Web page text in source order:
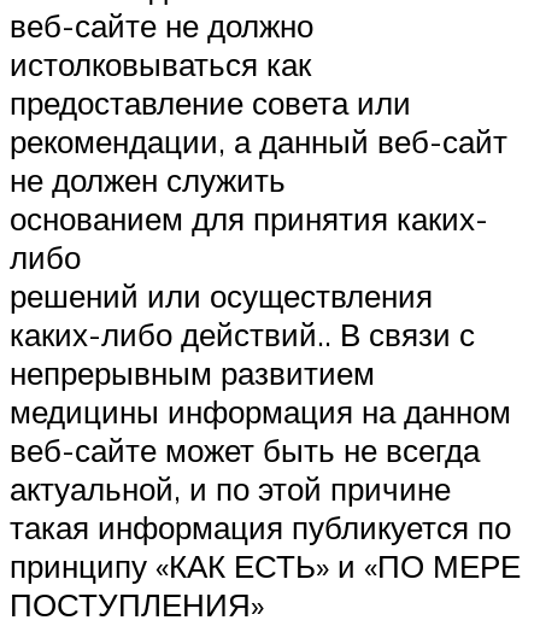
веб-сайте не должно
истолковываться как
предоставление совета или
рекомендации, а данный веб-сайт
не должен служить
основанием для принятия каких-
либо
решений или осуществления
каких-либо действий.. В связи с
непрерывным развитием
медицины информация на данном
веб-сайте может быть не всегда
актуальной, и по этой причине
такая информация публикуется по
принципу «КАК ЕСТЬ» и «ПО МЕРЕ
ПОСТУПЛЕНИЯ»